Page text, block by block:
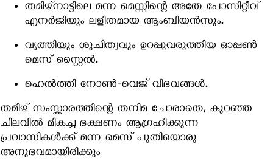
തമിഴ്നാട്ടിലെ മന്ന മെസ്സിന്റെ അതേ പോസിറ്റീവ്
എനർജിയും ലളിതമായ ആംബിയൻസും.
വൃത്തിയും ശുചിത്വവും ഉറപ്പുവരുത്തിയ ഓപ്പൺ
മെസ് സ്റ്റൈൽ.
ഹെൽത്തി നോൺ-വെജ് വിഭവങ്ങൾ.
തമിഴ് സംസ്കാരത്തിന്റെ തനിമ ചോരാതെ, കുറഞ്ഞ
ചിലവിൽ മികച്ച ഭക്ഷണം ആഗ്രഹിക്കുന്ന
പ്രവാസികൾക്ക് മന്ന മെസ് പുതിയൊരു
അനുഭവമായിരിക്കും